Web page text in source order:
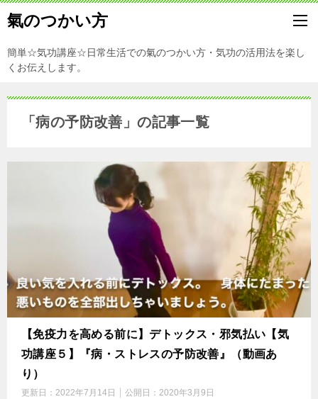
氣のつかい方
簡単☆気功講座☆日常生活での氣のつかい方・気功の活用法を楽し
くお伝えします。
「病の予防改善」の記事一覧
【免疫力を高める前に】デトックス・邪気払い【気
功講座５】『病・ストレスの予防改善』（動画あ
り）
更新日： 2022年7月14日 公開日： 2020年3月9日